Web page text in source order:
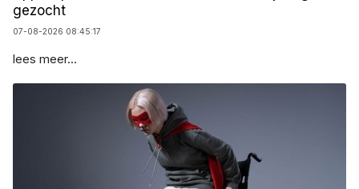
gezocht
07-08-2026 08:45:17
lees meer...